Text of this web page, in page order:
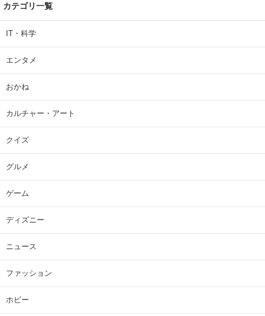
カテゴリ一覧
IT・科学
エンタメ
おかね
カルチャー・アート
クイズ
グルメ
ゲーム
ディズニー
ニュース
ファッション
ホビー